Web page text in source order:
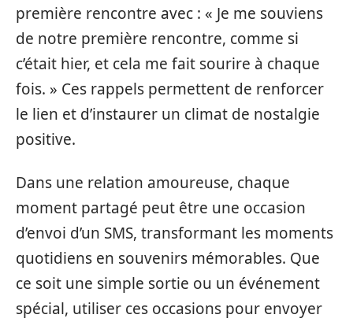
première rencontre avec : « Je me souviens
de notre première rencontre, comme si
c’était hier, et cela me fait sourire à chaque
fois. » Ces rappels permettent de renforcer
le lien et d’instaurer un climat de nostalgie
positive.
Dans une relation amoureuse, chaque
moment partagé peut être une occasion
d’envoi d’un SMS, transformant les moments
quotidiens en souvenirs mémorables. Que
ce soit une simple sortie ou un événement
spécial, utiliser ces occasions pour envoyer